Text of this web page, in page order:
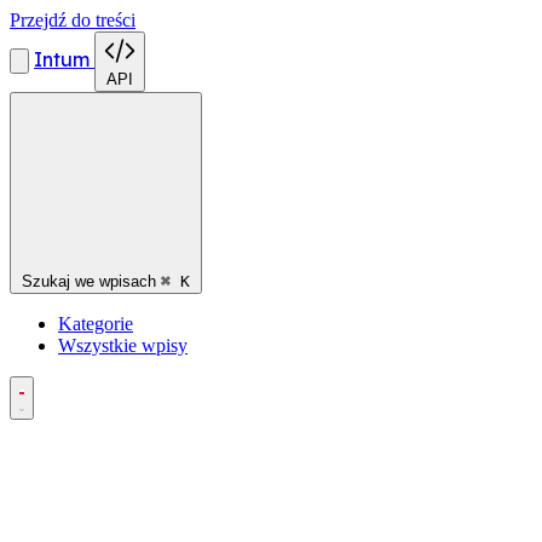
Przejdź do treści
Intum
API
Szukaj we wpisach ⌘ K
Kategorie
Wszystkie wpisy